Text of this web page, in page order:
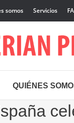
somos Servicios
QUIÉNES